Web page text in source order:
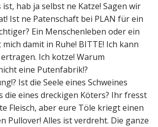
ist, hab ja selbst ne Katze! Sagen wir
Ist ne Patenschaft bei PLAN für ein
Ein Menschenleben oder ein
damit in Ruhe! BITTE! Ich kann
Ich kotze! Warum
eine Putenfabrik!?
Ist die Seele eines Schweines
die eines dreckigen Köters? Ihr fresst
Fleisch, aber eure Töle kriegt einen
Pullover! Alles ist verdreht. Die ganze